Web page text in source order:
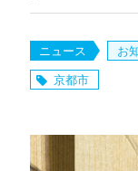
ニュース お
京都市